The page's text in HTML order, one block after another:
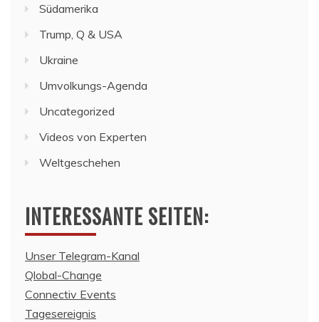
Südamerika
Trump, Q & USA
Ukraine
Umvolkungs-Agenda
Uncategorized
Videos von Experten
Weltgeschehen
INTERESSANTE SEITEN:
Unser Telegram-Kanal
Qlobal-Change
Connectiv Events
Tagesereignis